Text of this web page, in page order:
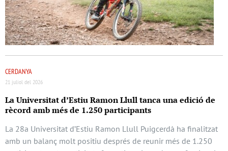
CERDANYA
21 juliol del 2026
La Universitat d’Estiu Ramon Llull tanca una edició de
rècord amb més de 1.250 participants
La 28a Universitat d’Estiu Ramon Llull Puigcerdà ha finalitzat
amb un balanç molt positiu després de reunir més de 1.250